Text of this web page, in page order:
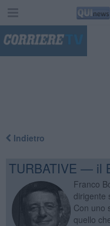
Indietro
TURBATIVE — il
Franco
dirigente
Con uno
quello